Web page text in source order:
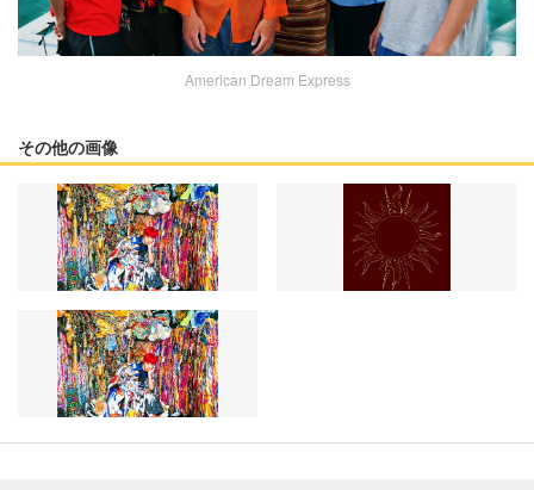
American Dream Express
その他の画像